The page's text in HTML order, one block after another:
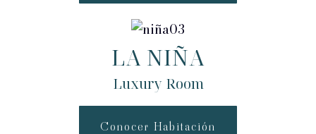
LA NIÑA
Luxury Room
Conocer Habitación